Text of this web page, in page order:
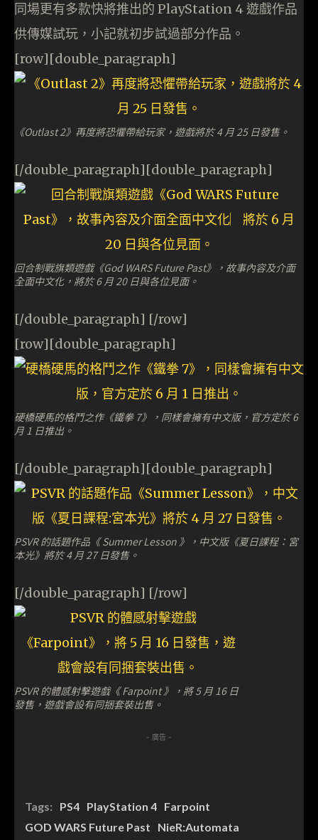
同場更有多款快將推出的 PlayStation 4 遊戲作品
供傳媒試玩，小記就初步試過部分作品。
[row][double_paragraph]
《Outlast 2》再度將恐懼帶給玩家，遊戲將於 4 月 25 日發售。
[/double_paragraph][double_paragraph]
回合制戰旗類遊戲《God WARS Future Past》，故事內容及介面
全面中文化，將於 6 月 20 日與各位見面。
[/double_paragraph] [/row]
[row][double_paragraph]
硬橋硬馬的格鬥之作《鐵拳 7》，同樣會擁有中文版，官方定於 6
月 1 日推出。
[/double_paragraph][double_paragraph]
PSVR 的話題作品《 Summer Lesson 》，中文版《夏日課程：宮
本光》將於 4 月 27 日發售。
[/double_paragraph] [/row]
PSVR 的體感射擊遊戲《 Farpoint 》，將 5 月 16 日
發售，遊戲會設有同捆套裝出售。
- 廣告 -
Tags: PS4 PlayStation 4 Farpoint
GOD WARS Future Past
NieR:Automata